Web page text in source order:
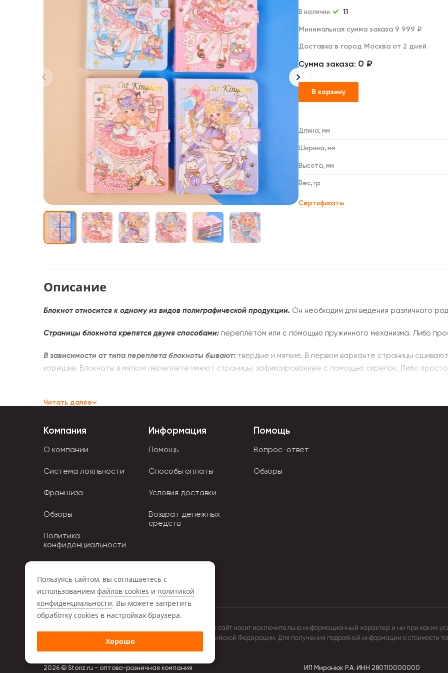
Дакимакуры
Декоративные подушки
В наличии 11
Минимальная сумма заказа 9 999 ₽
Доставка в город Москва от 2 дней
Сумма заказа: 0 ₽
В корзину
Длина, мм
Ширина, мм
Высота, мм
Вес, гр
Сертификаты
Описание
Блокнот относится к одному из видов полиграфической продукции. Он необходим для ведения различного
Страницы блокнота крепятся двумя способами: переплетом или с помощью пружинного механизма. Либо
В зависимости от типа переплета блокноты бывают: твердые и мягкие. В первом варианте страницы
корешке. Блокноты в мягком переплете имеют страницы, зафиксированные с помощью скрепок. Либо
Большая группа набирается по назначению и виду материала для обложки. К первой категории относятся
рецептов, смэшбуки, тематические блокноты и т.д. Ко вторым - тканевые, меховые, пластиковые, бумажные,
Читать далее
Компания
О компании
Система лояльности
Франшиза
Обзоры
Политика
конфиденциальности
Информация
Помощь
Способы оплаты
Условия доставки
Возврат денежных
средств
Помощь
Вопрос-ответ
Обзоры
Обращаем ваше внимание на то, что данный интернет сайт носит исключительно информационный характер и ни при каких
положениями Статьи 437 (2) Гражданского кодекса Российской Федерации. Для получения подробной информации о стоимости
2026 © Storiz.ru - оптово-розничная компания ИП Миронюк Р.А. ИНН 280110000000
Пользуясь сайтом, вы соглашаетесь с
использованием файлов cookies и политикой
конфиденциальности. Вы можете запретить
обработку сookies в настройках браузера.
Хорошо